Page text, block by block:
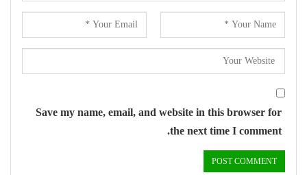
Save my name, email, and website in this browser for
the next time I comment.